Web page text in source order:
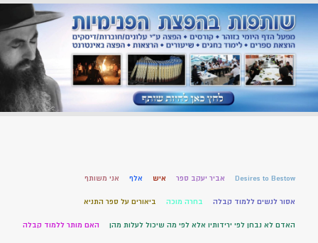
Desires to Bestow אביר יעקב ספר איש אלף אני משותף
אסור לנשים ללמוד קבלה בחרה מוכה ביאורים על ספר התניא
האדם לא נבחן לפי ירידותיו אלא לפי מה שיכול לעלות מהן האם מותר ללמוד קבלה